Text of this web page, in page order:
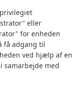
eller
for enheden
få adgang til
ved hjælp af en
samarbejde med